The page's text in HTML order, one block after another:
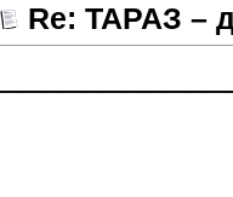
Re: ТАРАЗ –